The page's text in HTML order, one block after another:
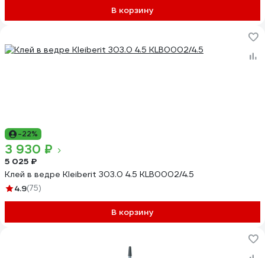
В корзину
-22%
3 930 ₽
5 025 ₽
Клей в ведре Kleiberit 303.0 4.5 KLB0002/4.5
4.9(75)
В корзину